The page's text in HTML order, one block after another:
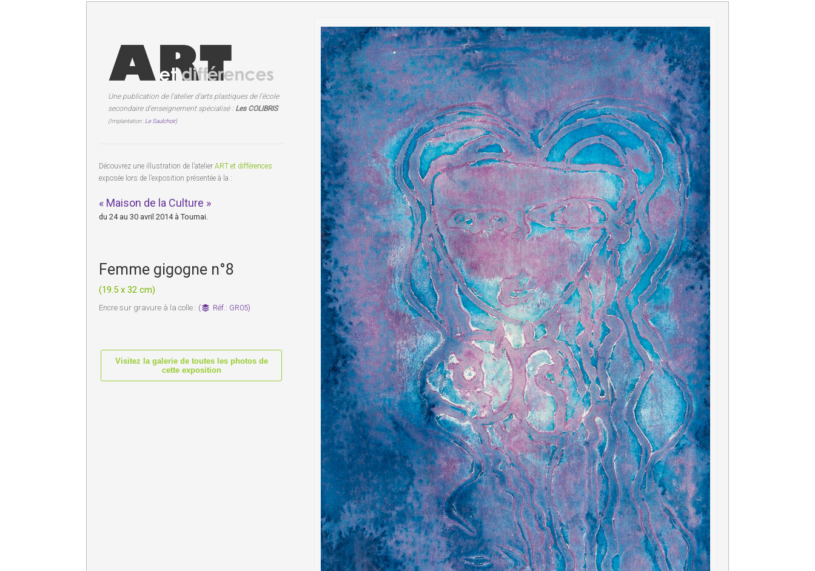
Une publication de l'atelier d'arts plastiques de l'école
secondaire d'enseignement spécialisé : Les COLIBRIS
(Implantation :Le Saulchoir)
Découvrez une illustration de l’atelier ART et différences
exposée lors de l’exposition présentée à la :
« Maison de la Culture »
du 24 au 30 avril 2014 à Tournai.
Femme gigogne n°8
(19.5 x 32 cm)
Encre sur gravure à la colle : ( Réf.: GR05)
Visitez la galerie de toutes les photos de
cette exposition